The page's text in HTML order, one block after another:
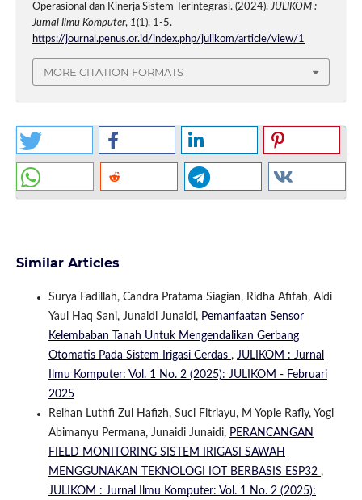
Operasional dan Kinerja Sistem Terintegrasi. (2024).JULIKOM :
Jurnal Ilmu Komputer, 1(1), 1-5.
https://journal.penus.or.id/index.php/julikom/article/view/1
MORE CITATION FORMATS
Similar Articles
Surya Fadillah, Candra Pratama Siagian, Ridha Afifah, Aldi
Yaul Haq Sani, Junaidi Junaidi, Pemanfaatan Sensor
Kelembaban Tanah Untuk Mengendalikan Gerbang
Otomatis Pada Sistem Irigasi Cerdas , JULIKOM : Jurnal
Ilmu Komputer: Vol. 1 No. 2 (2025): JULIKOM - Februari
2025
Reihan Luthfi Zul Hafizh, Suci Fitriayu, M Yopie Rafly, Yogi
Abimanyu Permana, Junaidi Junaidi, PERANCANGAN
FIELD MONITORING SISTEM IRIGASI SAWAH
MENGGUNAKAN TEKNOLOGI IOT BERBASIS ESP32 ,
JULIKOM : Jurnal Ilmu Komputer: Vol. 1 No. 2 (2025):